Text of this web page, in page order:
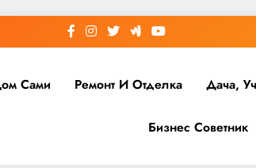
Сами Ремонт И Отделка Дача,
Бизнес Советник